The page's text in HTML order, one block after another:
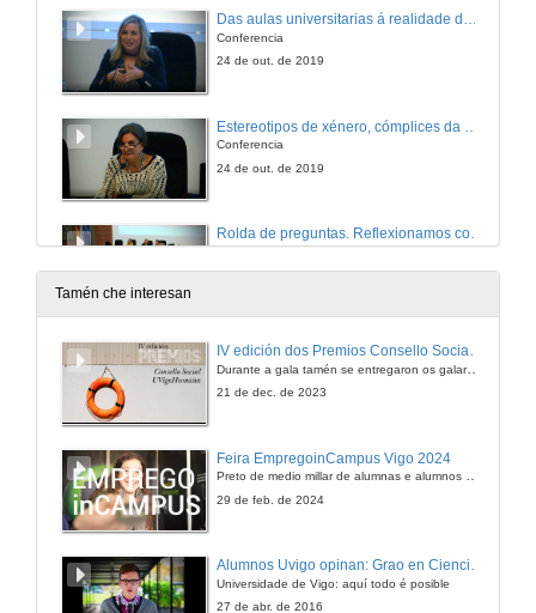
Das aulas universitarias á realidade do sector da comunicación.
Conferencia
24 de out. de 2019
Conferencia
24 de out. de 2019
Rolda de preguntas. Reflexionamos con... Sesión de tarde
24 de out. de 2019
Conferencia
Conferencia
Tamén che interesan
IV edición dos Premios Consello Social UVigo Humana
Durante a gala tamén se entregaron os galardóns aos mellores TFG e TFM en materia de Axenda 2030
21 de dec. de 2023
Feira EmpregoinCampus Vigo 2024
Preto de medio millar de alumnas e alumnos buscan coñecer máis de preto as oportunidades que lles achegan as arredor de medio cento de empresas que participan na edición viguesa da feira. Xunto coa visita aos stands, durante a feria desenvólvense varias actividades complementarias, como obradoiros, conversas, mesas redondas ou o pasaporte de empregabilidade, un espazo no que poderán recibir asesoramento sobre o seu CV.
29 de feb. de 2024
Alumnos Uvigo opinan: Grao en Ciencias da Linguaxe e Estudos Literarios
Universidade de Vigo: aquí todo é posible
27 de abr. de 2016